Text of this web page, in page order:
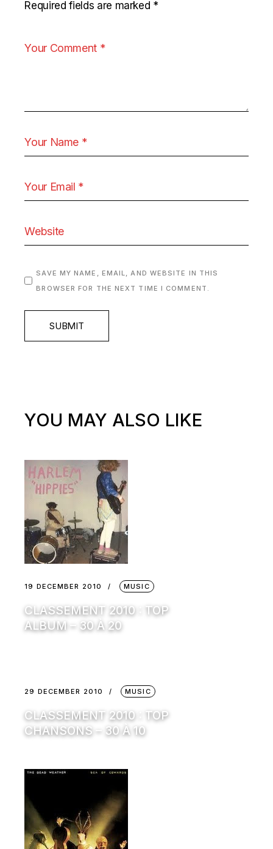
Required fields are marked *
SAVE MY NAME, EMAIL, AND WEBSITE IN THIS
BROWSER FOR THE NEXT TIME I COMMENT.
SUBMIT
YOU MAY ALSO LIKE
19 DECEMBER 2010 MUSIC
CLASSEMENT 2010 : TOP
ALBUM – 30 À 20
29 DECEMBER 2010 MUSIC
CLASSEMENT 2010 : TOP
CHANSONS – 30 À 10